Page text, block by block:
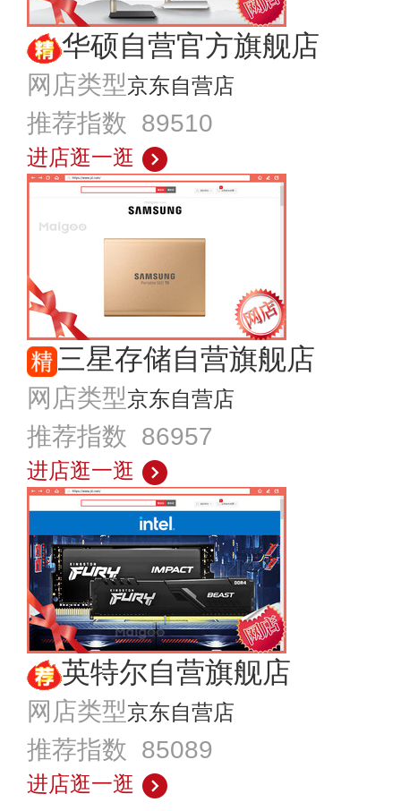
华硕自营官方旗舰店
网店类型京东自营店
推荐指数 89510
进店逛一逛
三星存储自营旗舰店
网店类型京东自营店
推荐指数 86957
进店逛一逛
英特尔自营旗舰店
网店类型京东自营店
推荐指数 85089
进店逛一逛